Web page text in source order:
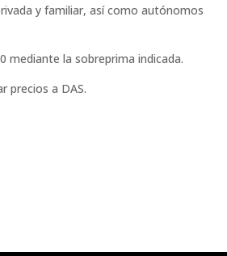
y familiar, así como autónomos
mediante la sobreprima indicada.
precios a DAS.